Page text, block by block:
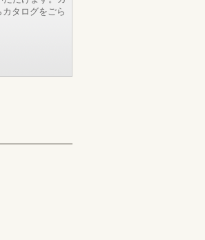
タログをごら